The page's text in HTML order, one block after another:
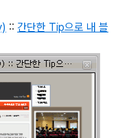
:: 간단한 Tip으로 내 블